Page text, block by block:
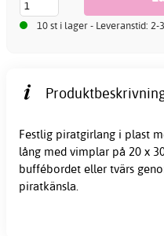
10 st i lager - Leveranstid: 2-
Festlig piratgirlang i plast
lång med vimplar på 20 x
buffébordet eller tvärs
piratkänsla.